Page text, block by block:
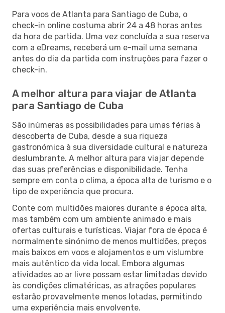
Para voos de Atlanta para Santiago de Cuba, o
check-in online costuma abrir 24 a 48 horas antes
da hora de partida. Uma vez concluída a sua reserva
com a eDreams, receberá um e-mail uma semana
antes do dia da partida com instruções para fazer o
check-in.
A melhor altura para viajar de Atlanta
para Santiago de Cuba
São inúmeras as possibilidades para umas férias à
descoberta de Cuba, desde a sua riqueza
gastronómica à sua diversidade cultural e natureza
deslumbrante. A melhor altura para viajar depende
das suas preferências e disponibilidade. Tenha
sempre em conta o clima, a época alta de turismo e o
tipo de experiência que procura.
Conte com multidões maiores durante a época alta,
mas também com um ambiente animado e mais
ofertas culturais e turísticas. Viajar fora de época é
normalmente sinónimo de menos multidões, preços
mais baixos em voos e alojamentos e um vislumbre
mais autêntico da vida local. Embora algumas
atividades ao ar livre possam estar limitadas devido
às condições climatéricas, as atrações populares
estarão provavelmente menos lotadas, permitindo
uma experiência mais envolvente.